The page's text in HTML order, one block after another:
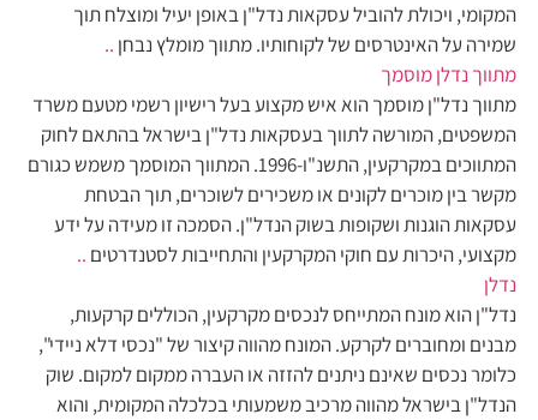
המקומי, ויכולת להוביל עסקאות נדל"ן באופן יעיל ומוצלח תוך
שמירה על האינטרסים של לקוחותיו. מתווך מומלץ נבחן ..
מתווך נדלן מוסמך
מתווך נדל"ן מוסמך הוא איש מקצוע בעל רישיון רשמי מטעם משרד
המשפטים, המורשה לתווך בעסקאות נדל"ן בישראל בהתאם לחוק
המתווכים במקרקעין, התשנ"ו-1996. המתווך המוסמך משמש כגורם
מקשר בין מוכרים לקונים או משכירים לשוכרים, תוך הבטחת
עסקאות הוגנות ושקופות בשוק הנדל"ן. הסמכה זו מעידה על ידע
מקצועי, היכרות עם חוקי המקרקעין והתחייבות לסטנדרטים ..
נדלן
נדל"ן הוא מונח המתייחס לנכסים מקרקעין, הכוללים קרקעות,
מבנים ומחוברים לקרקע. המונח מהווה קיצור של "נכסי דלא ניידי",
כלומר נכסים שאינם ניתנים להזזה או העברה ממקום למקום. שוק
הנדל"ן בישראל מהווה מרכיב משמעותי בכלכלה המקומית, והוא